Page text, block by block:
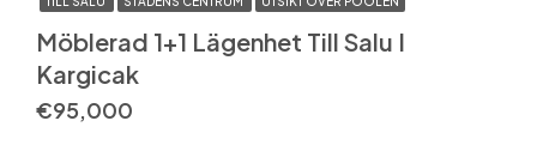
Möblerad 1+1 Lägenhet Till Salu I
Kargicak
€95,000